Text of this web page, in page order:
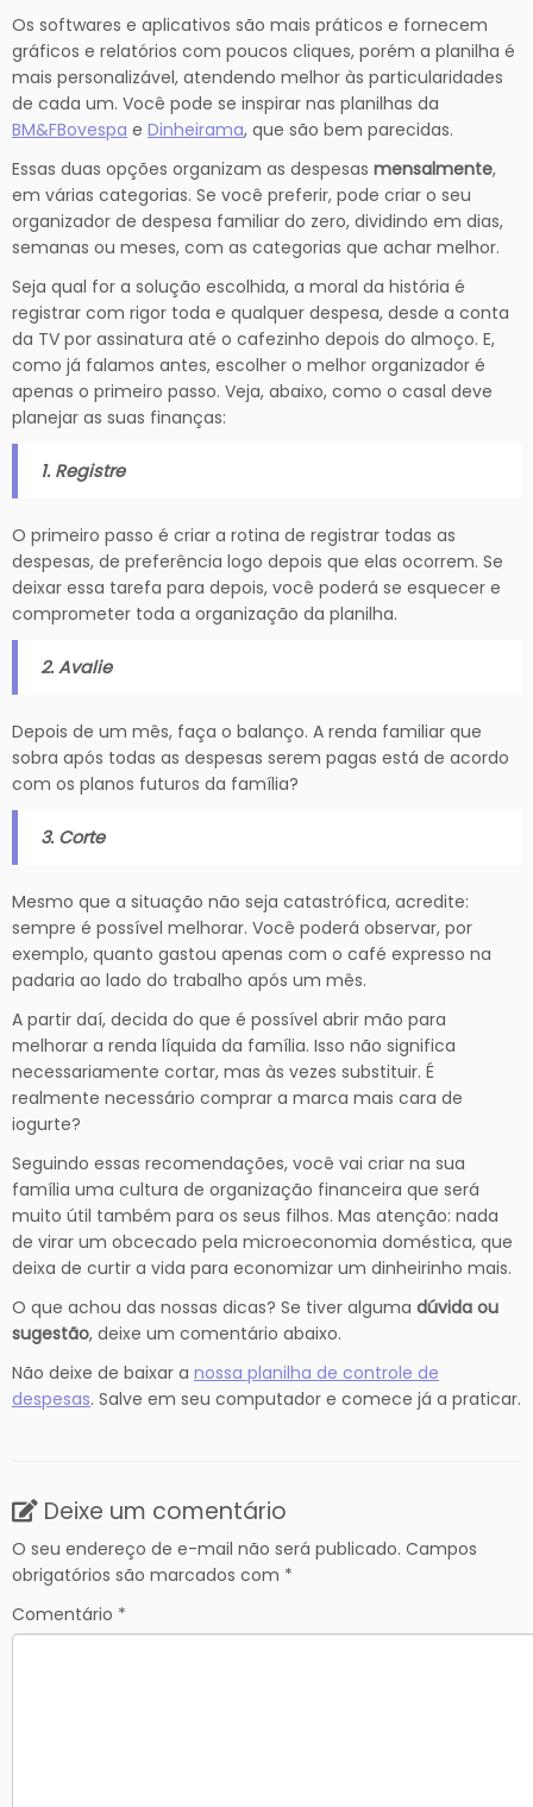
Os softwares e aplicativos são mais práticos e fornecem
gráficos e relatórios com poucos cliques, porém a planilha é
mais personalizável, atendendo melhor às particularidades
de cada um. Você pode se inspirar nas planilhas da
BM&FBovespa e Dinheirama, que são bem parecidas.
Essas duas opções organizam as despesas mensalmente,
em várias categorias. Se você preferir, pode criar o seu
organizador de despesa familiar do zero, dividindo em dias,
semanas ou meses, com as categorias que achar melhor.
Seja qual for a solução escolhida, a moral da história é
registrar com rigor toda e qualquer despesa, desde a conta
da TV por assinatura até o cafezinho depois do almoço. E,
como já falamos antes, escolher o melhor organizador é
apenas o primeiro passo. Veja, abaixo, como o casal deve
planejar as suas finanças:
1. Registre
O primeiro passo é criar a rotina de registrar todas as
despesas, de preferência logo depois que elas ocorrem. Se
deixar essa tarefa para depois, você poderá se esquecer e
comprometer toda a organização da planilha.
2. Avalie
Depois de um mês, faça o balanço. A renda familiar que
sobra após todas as despesas serem pagas está de acordo
com os planos futuros da família?
3. Corte
Mesmo que a situação não seja catastrófica, acredite:
sempre é possível melhorar. Você poderá observar, por
exemplo, quanto gastou apenas com o café expresso na
padaria ao lado do trabalho após um mês.
A partir daí, decida do que é possível abrir mão para
melhorar a renda líquida da família. Isso não significa
necessariamente cortar, mas às vezes substituir. É
realmente necessário comprar a marca mais cara de
iogurte?
Seguindo essas recomendações, você vai criar na sua
família uma cultura de organização financeira que será
muito útil também para os seus filhos. Mas atenção: nada
de virar um obcecado pela microeconomia doméstica, que
deixa de curtir a vida para economizar um dinheirinho mais.
O que achou das nossas dicas? Se tiver alguma dúvida ou
sugestão, deixe um comentário abaixo.
Não deixe de baixar a nossa planilha de controle de
despesas. Salve em seu computador e comece já a praticar.
Deixe um comentário
O seu endereço de e-mail não será publicado. Campos
obrigatórios são marcados com *
Comentário *